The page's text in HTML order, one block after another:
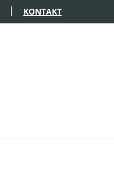
KONTAKT